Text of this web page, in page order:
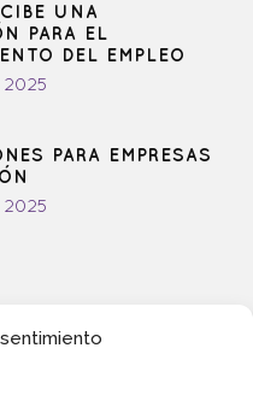
UNA
PARA EL
DEL EMPLEO
PARA EMPRESAS